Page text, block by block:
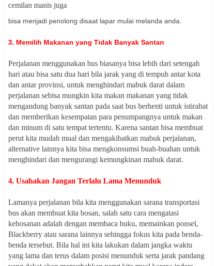
cemilan manis juga
bisa menjadi penolong disaat lapar mulai melanda anda.
3. Memilih Makanan yang Tidak Banyak Santan
Perjalanan menggunakan bus biasanya bisa lebih dari setengah
hari atau bisa satu dua hari bila jarak yang di tempuh antar kota
dan antar provinsi, untuk menghindari mabuk darat dalam
perjalanan sebisa mungkin kita makan makanan yang tidak
mengandung banyak santan pada saat bus berhenti untuk istirahat
dan memberikan kesempatan para penumpangnya untuk makan
dan minum di satu tempat tertentu. Karena santan bisa membuat
perut kita mudah mual dan mengakibatkan mabuk perjalanan,
alternative lainnya kita bisa mengkonsumsi buah-buahan untuk
menghindari dan mengurangi kemungkinan mabuk darat.
4. Usahakan Jangan Terlalu Lama Menunduk
Lamanya perjalanan bila kita menggunakan sarana transportasi
bus akan membuat kita bosan, salah satu cara mengatasi
kebosanan adalah dengan membaca buku, memainkan ponsel,
Blackberry atau sarana lainnya sehingga fokus kita pada benda-
benda tersebut. Bila hal ini kita lakukan dalam jangka waktu
yang lama dan terus dalam posisi menunduk serta jarak pandang